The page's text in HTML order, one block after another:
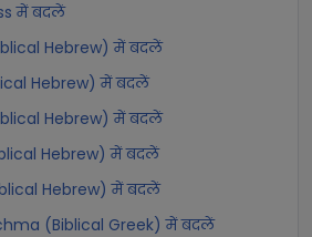
में बदलें
Hebrew) में बदलें
Hebrew) में बदलें
Hebrew) में बदलें
Hebrew) में बदलें
Hebrew) में बदलें
(Biblical Greek) में बदलें